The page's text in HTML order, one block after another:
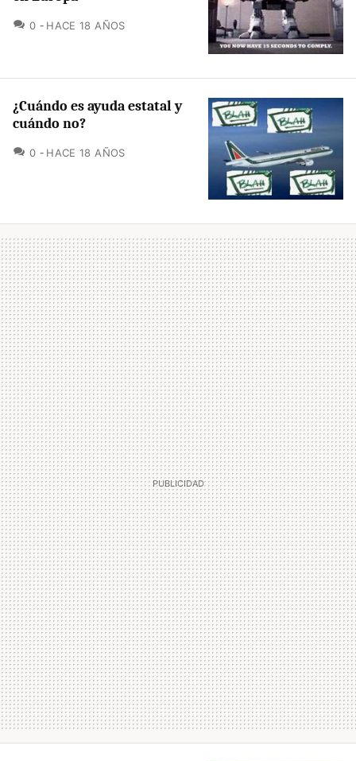
0 COMENTARIOS
HACE 18 AÑOS
¿Cuándo es ayuda estatal y
cuándo no?
0 COMENTARIOS
HACE 18 AÑOS